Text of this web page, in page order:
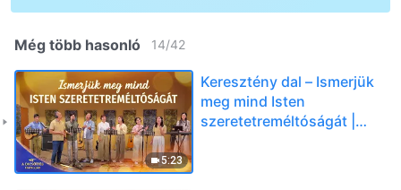
Még több hasonló 14/42
5:23
Keresztény dal – Ismerjük
meg mind Isten
szeretetreméltóságát |